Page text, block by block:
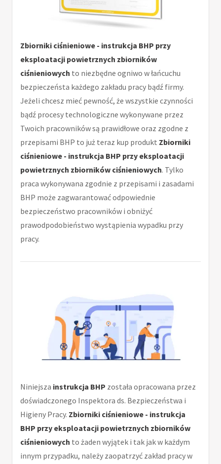
Zbiorniki ciśnieniowe - instrukcja BHP przy
eksploatacji powietrznych zbiorników
ciśnieniowych to niezbędne ogniwo w łańcuchu
bezpieczeństa każdego zakładu pracy bądź firmy.
Jeżeli chcesz mieć pewność, że wszystkie czynności
bądź procesy technologiczne wykonywane przez
Twoich pracowników są prawidłowe oraz zgodne z
przepisami BHP to już teraz kup produkt Zbiorniki
ciśnieniowe - instrukcja BHP przy eksploatacji
powietrznych zbiorników ciśnieniowych. Tylko
praca wykonywana zgodnie z przepisami i zasadami
BHP może zagwarantować odpowiednie
bezpieczeństwo pracowników i obniżyć
prawodpodobieństwo wystąpienia wypadku przy
pracy.
Niniejsza instrukcja BHP została opracowana przez
doświadczonego Inspektora ds. Bezpieczeństwa i
Higieny Pracy. Zbiorniki ciśnieniowe - instrukcja
BHP przy eksploatacji powietrznych zbiorników
ciśnieniowych to żaden wyjątek i tak jak w każdym
innym przypadku, należy zaopatrzyć zakład pracy w